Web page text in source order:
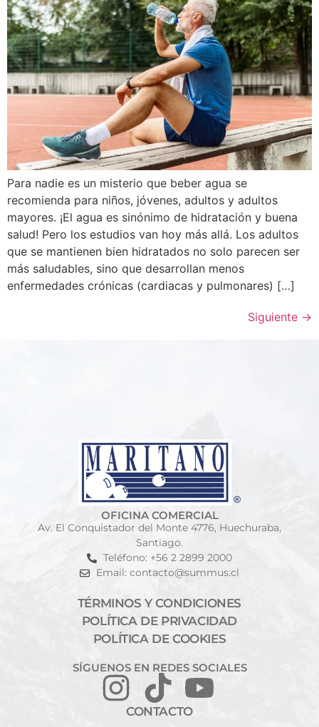
Para nadie es un misterio que beber agua se
recomienda para niños, jóvenes, adultos y adultos
mayores. ¡El agua es sinónimo de hidratación y buena
salud! Pero los estudios van hoy más allá. Los adultos
que se mantienen bien hidratados no solo parecen ser
más saludables, sino que desarrollan menos
enfermedades crónicas (cardiacas y pulmonares) […]
Siguiente →
OFICINA COMERCIAL
Av. El Conquistador del Monte 4776, Huechuraba,
Santiago.
Teléfono: +56 2 2899 2000
Email: contacto@summus.cl
TÉRMINOS Y CONDICIONES
POLÍTICA DE PRIVACIDAD
POLÍTICA DE COOKIES
SÍGUENOS EN REDES SOCIALES
CONTACTO